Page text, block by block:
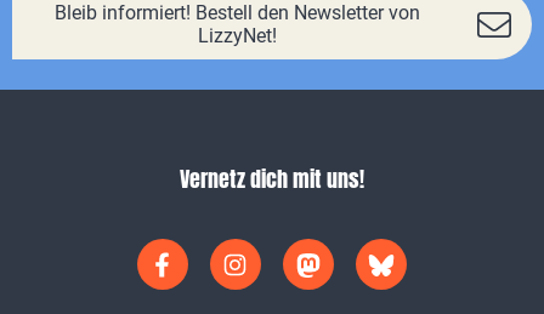
Bleib informiert! Bestell den Newsletter von
LizzyNet!
Vernetz dich mit uns!